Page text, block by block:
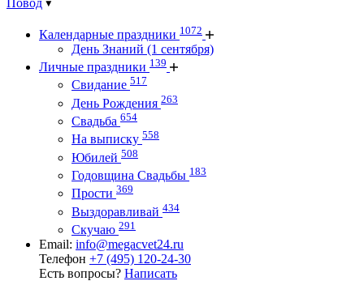
Повод
Календарные праздники 1072
День Знаний (1 сентября)
Личные праздники 139
Свидание 517
День Рождения 263
Свадьба 654
На выписку 558
Юбилей 508
Годовщина Свадьбы 183
Прости 369
Выздоравливай 434
Скучаю 291
Email: info@megacvet24.ru
Телефон +7 (495) 120-24-30
Есть вопросы? Написать